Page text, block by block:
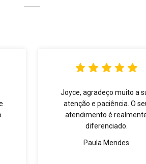
Joyce, agradeço muito a
atenção e paciência. O
atendimento é
diferenciado.
Paula Mendes